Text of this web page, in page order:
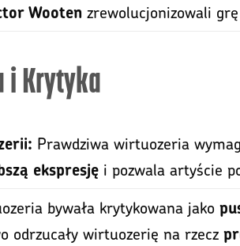
Wooten zrewolucjonizowali
Krytyka
Prawdziwa wirtuozeria
ekspresję i pozwala artyście
bywała krytykowana jako
odrzucały wirtuozerię na rzecz